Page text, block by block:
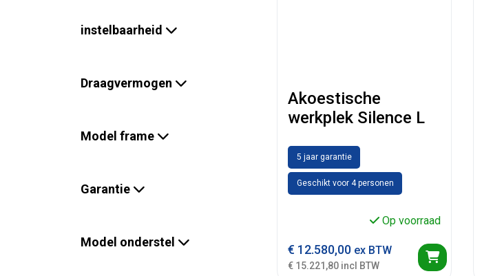
instelbaarheid
Draagvermogen
Model frame
Garantie
Model onderstel
Akoestische
werkplek Silence L
5 jaar garantie
Geschikt voor 4 personen
Op voorraad
€ 12.580,00 ex BTW
€ 15.221,80 incl BTW